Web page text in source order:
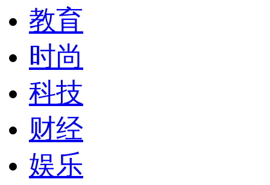
教育
时尚
科技
财经
娱乐